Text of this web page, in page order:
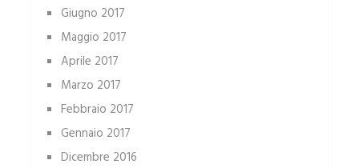
Giugno 2017
Maggio 2017
Aprile 2017
Marzo 2017
Febbraio 2017
Gennaio 2017
Dicembre 2016